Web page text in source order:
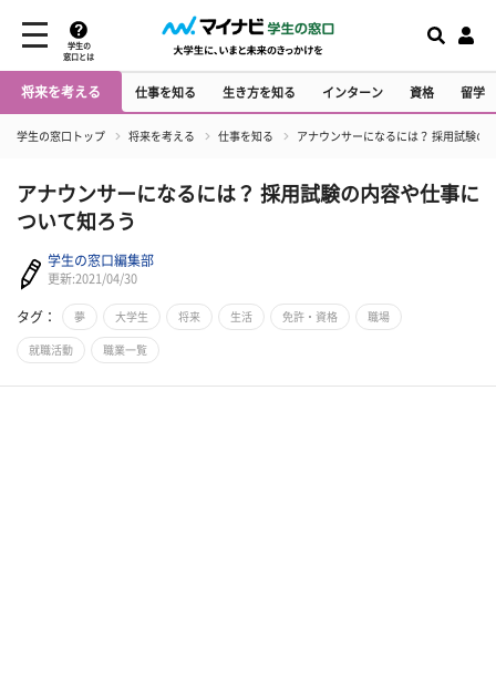
学生の
窓口とは
将来を考える 仕事を知る 生き方を知る インターン 資格 留学
学生の窓口トップ 将来を考える 仕事を知る アナウンサーになるには？ 採用試験の
アナウンサーになるには？ 採用試験の内容や仕事に
ついて知ろう
学生の窓口編集部
更新:2021/04/30
タグ： 夢 大学生 将来 生活 免許・資格 職場
就職活動 職業一覧